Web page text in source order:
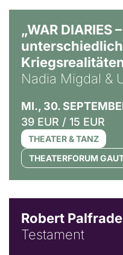
„WAR
Nadia Migdal &
MI., 30.
39 EUR / 15 EUR
THEATER & TANZ
THEATERFORUM
Robert
Testament